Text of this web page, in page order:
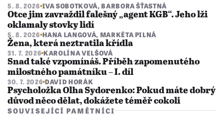
5. 8. 2026 IVA SOBOTKOVÁ, BARBORA ŠŤASTNÁ
Otce jim zavraždil falešný „agent KGB“. Jeho lži
oklamaly stovky lidí
5. 8. 2026 HANA LANGOVÁ, MARKÉTA PILNÁ
Žena, která neztratila křídla
31. 7. 2026 KAROLÍNA VELŠOVÁ
Snad také vzpomínáš. Příběh zapomenutého
milostného památníku – I. díl
30. 7. 2026 DAVID HORÁK
Psycholožka Olha Sydorenko: Pokud máte dobrý
důvod něco dělat, dokážete téměř cokoli
SOUVISEJÍCÍ PAMĚTNÍCI